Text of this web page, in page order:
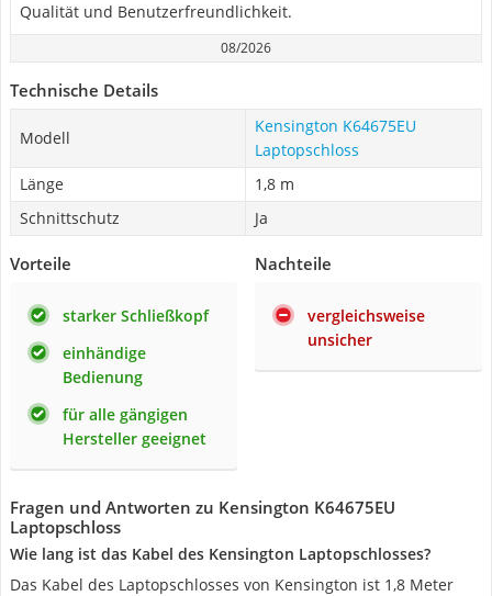
Qualität und Benutzerfreundlichkeit.
08/2026
Technische Details
Modell
Kensington K64675EU
Laptopschloss
Länge
1,8 m
Schnittschutz
Ja
Vorteile
starker Schließkopf
einhändige
Bedienung
für alle gängigen
Hersteller geeignet
Nachteile
vergleichsweise
unsicher
Fragen und Antworten zu Kensington K64675EU
Laptopschloss
Wie lang ist das Kabel des Kensington Laptopschlosses?
Das Kabel des Laptopschlosses von Kensington ist 1,8 Meter